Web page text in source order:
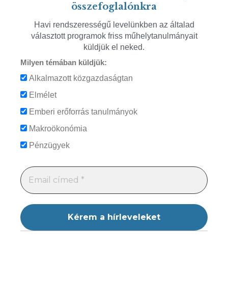
összefoglalónkra
Havi rendszerességű levelünkben az általad
választott programok friss műhelytanulmányait
küldjük el neked.
Milyen témában küldjük:
Alkalmazott közgazdaságtan
Elmélet
Emberi erőforrás tanulmányok
Makroökonómia
Pénzügyek